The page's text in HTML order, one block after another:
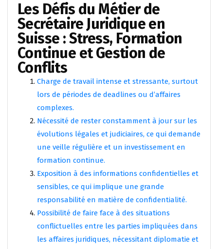
Les Défis du Métier de
Secrétaire Juridique en
Suisse : Stress, Formation
Continue et Gestion de
Conflits
Charge de travail intense et stressante, surtout
lors de périodes de deadlines ou d’affaires
complexes.
Nécessité de rester constamment à jour sur les
évolutions légales et judiciaires, ce qui demande
une veille régulière et un investissement en
formation continue.
Exposition à des informations confidentielles et
sensibles, ce qui implique une grande
responsabilité en matière de confidentialité.
Possibilité de faire face à des situations
conflictuelles entre les parties impliquées dans
les affaires juridiques, nécessitant diplomatie et